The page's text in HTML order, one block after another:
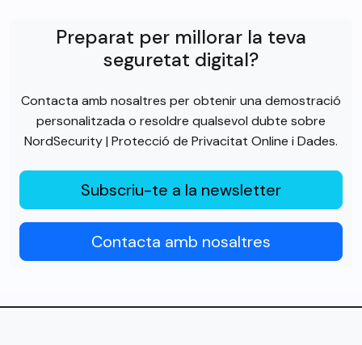
Preparat per millorar la teva
seguretat digital?
Contacta amb nosaltres per obtenir una demostració
personalitzada o resoldre qualsevol dubte sobre
NordSecurity | Protecció de Privacitat Online i Dades.
Subscriu-te a la newsletter
Contacta amb nosaltres